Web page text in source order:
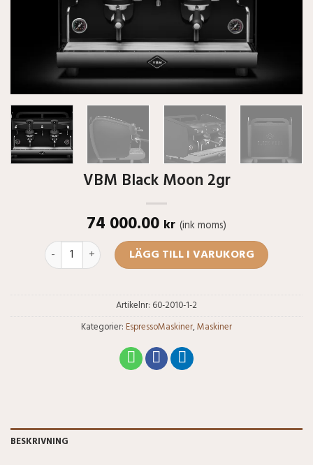
VBM Black Moon 2gr
74 000.00 kr (ink moms)
VBM Black Moon 2gr mängdLÄGG TILL I VARUKORG
Artikelnr: 60-2010-1-2
Kategorier: EspressoMaskiner,Maskiner
BESKRIVNING